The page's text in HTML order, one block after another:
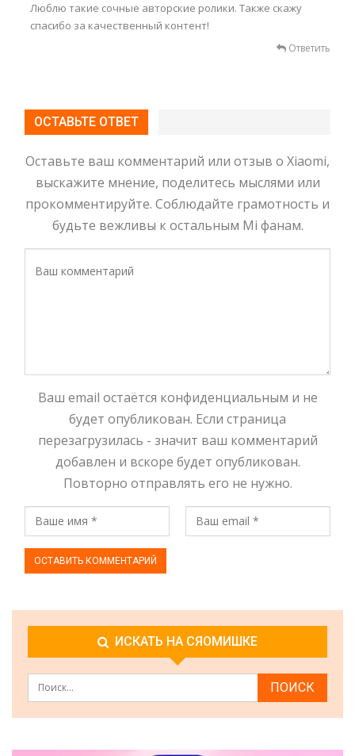
Люблю такие сочные авторские ролики. Также скажу
спасибо за качественный контент!
Ответить
ОСТАВЬТЕ ОТВЕТ
Оставьте ваш комментарий или отзыв о Xiaomi,
выскажите мнение, поделитесь мыслями или
прокомментируйте. Соблюдайте грамотность и
будьте вежливы к остальным Mi фанам.
Ваш email остаётся конфиденциальным и не
будет опубликован. Если страница
перезагрузилась - значит ваш комментарий
добавлен и вскоре будет опубликован.
Повторно отправлять его не нужно.
ИСКАТЬ НА СЯОМИШКЕ